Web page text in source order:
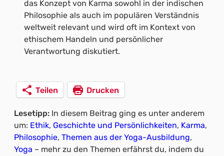
das Konzept von Karma sowohl in der indischen
Philosophie als auch im populären Verständnis
weltweit relevant und wird oft im Kontext von
ethischem Handeln und persönlicher
Verantwortung diskutiert.
Teilen Drucken
Lesetipp: In diesem Beitrag ging es unter anderem
um: Ethik, Geschichte und Persönlichkeiten, Karma
Philosophie, Themen aus der Yoga-Ausbildung
Yoga – mehr zu den Themen erfährst du, indem du